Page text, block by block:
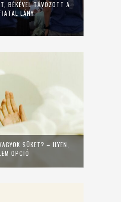
BÉKÉVEL TÁVOZOTT A
LÁNY
SÜKET? – ILYEN,
OPCIÓ